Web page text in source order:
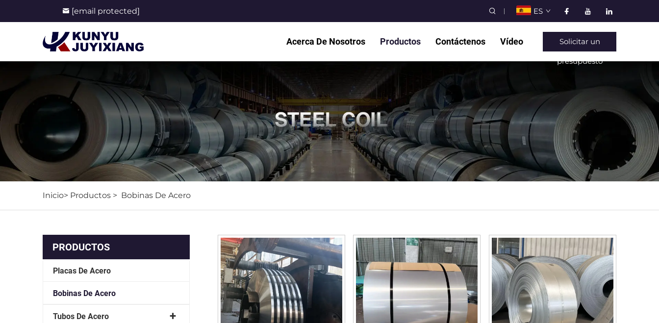
[email protected] ES
Acerca De Nosotros Productos Contáctenos Vídeo Solicitar un
presupuesto
Inicio> Productos > Bobinas De Acero
PRODUCTOS
Placas De Acero
Bobinas De Acero
Tubos De Acero